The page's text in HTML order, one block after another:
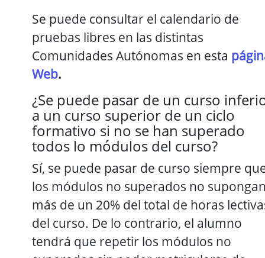
Se puede consultar el calendario de
pruebas libres en las distintas
Comunidades Autónomas en esta
Web.
¿Se puede pasar de un curso
a un curso superior de un ciclo
formativo si no se han superado
todos lo módulos del curso?
Sí, se puede pasar de curso siempre
los módulos no superados no
más de un 20% del total de horas
del curso. De lo contrario, el alumno
tendrá que repetir los módulos no